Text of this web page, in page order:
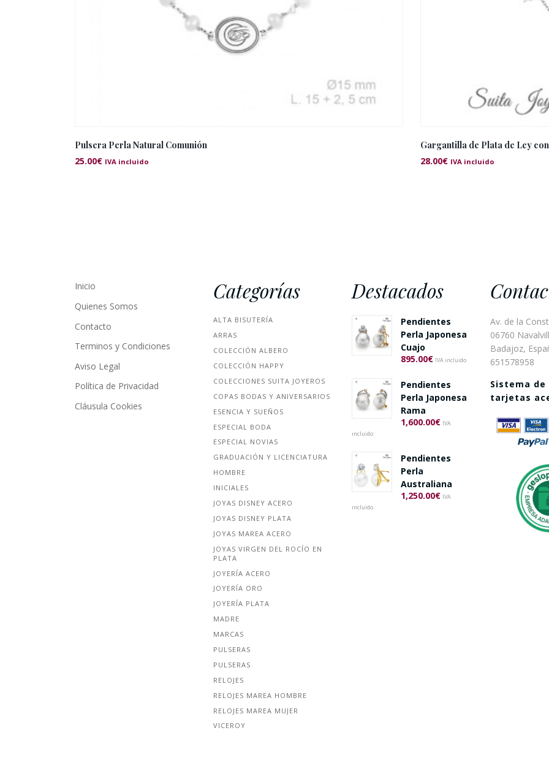
Pulsera Perla Natural Comunión
25.00€ IVA incluido
Gargantilla de Plata de Ley
28.00€ IVA incluido
Inicio
Quienes Somos
Contacto
Terminos y Condiciones
Aviso Legal
Política de Privacidad
Cláusula Cookies
Categorías
ALTA BISUTERÍA
ARRAS
COLECCIÓN ALBERO
COLECCIÓN HAPPY
COLECCIONES SUITA JOYEROS
COPAS BODAS Y ANIVERSARIOS
ESENCIA Y SUEÑOS
ESPECIAL BODA
ESPECIAL NOVIAS
GRADUACIÓN Y LICENCIATURA
HOMBRE
INICIALES
JOYAS DISNEY ACERO
JOYAS DISNEY PLATA
JOYAS MAREA ACERO
JOYAS VIRGEN DEL ROCÍO EN
PLATA
JOYERÍA ACERO
JOYERÍA ORO
JOYERÍA PLATA
MADRE
MARCAS
PULSERAS
PULSERAS
RELOJES
RELOJES MAREA HOMBRE
RELOJES MAREA MUJER
VICEROY
Destacados
Pendientes
Perla Japonesa
Cuajo
895.00€ IVA incluido
Pendientes
Perla Japonesa
Rama
1,600.00€ IVA
incluido
Pendientes
Perla
Australiana
1,250.00€ IVA
incluido
Av. de la
06760
Badajoz,
651578958
Sistema de
tarjetas